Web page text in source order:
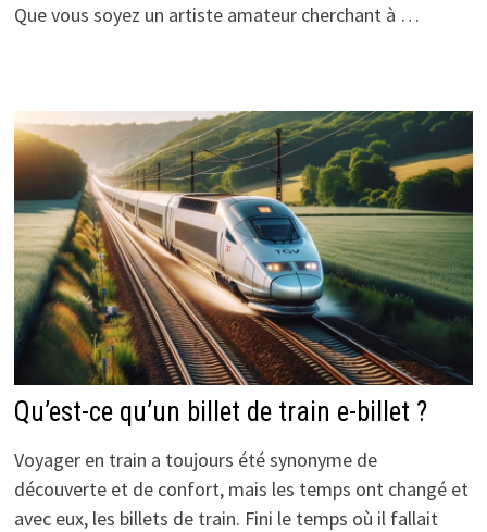
Que vous soyez un artiste amateur cherchant à …
Qu’est-ce qu’un billet de train e-billet ?
Voyager en train a toujours été synonyme de
découverte et de confort, mais les temps ont changé et
avec eux, les billets de train. Fini le temps où il fallait